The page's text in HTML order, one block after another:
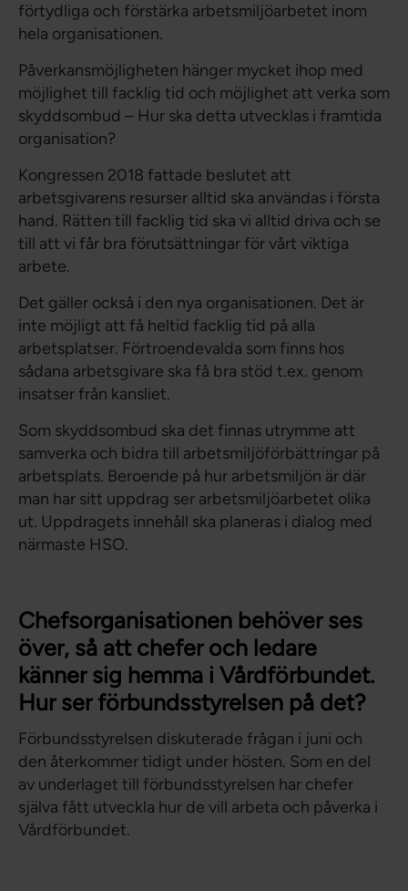
förtydliga och förstärka arbetsmiljöarbetet inom
hela organisationen.
Påverkansmöjligheten hänger mycket ihop med
möjlighet till facklig tid och möjlighet att verka som
skyddsombud – Hur ska detta utvecklas i framtida
organisation?
Kongressen 2018 fattade beslutet att
arbetsgivarens resurser alltid ska användas i första
hand. Rätten till facklig tid ska vi alltid driva och se
till att vi får bra förutsättningar för vårt viktiga
arbete.
Det gäller också i den nya organisationen. Det är
inte möjligt att få heltid facklig tid på alla
arbetsplatser. Förtroendevalda som finns hos
sådana arbetsgivare ska få bra stöd t.ex. genom
insatser från kansliet.
Som skyddsombud ska det finnas utrymme att
samverka och bidra till arbetsmiljöförbättringar på
arbetsplats. Beroende på hur arbetsmiljön är där
man har sitt uppdrag ser arbetsmiljöarbetet olika
ut. Uppdragets innehåll ska planeras i dialog med
närmaste HSO.
Chefsorganisationen behöver ses
över, så att chefer och ledare
känner sig hemma i Vårdförbundet.
Hur ser förbundsstyrelsen på det?
Förbundsstyrelsen diskuterade frågan i juni och
den återkommer tidigt under hösten. Som en del
av underlaget till förbundsstyrelsen har chefer
själva fått utveckla hur de vill arbeta och påverka i
Vårdförbundet.